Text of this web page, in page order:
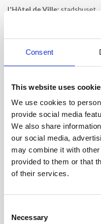
Consent
This website uses
We use cookies to
provide social media
We also share
our social media,
may combine it with
provided to them or that
of their services.
Selection
Necessary
L'Hôtel de Ville: stadshuset.
La chapelle des Pénitents
fäste. Tyvärr finns det inte
La Tour Boutin: Gammalt
Gamla tvätthallar.
6 stora vattenkvarnar , som
Maison René Char: Den
föddes i L'Isle-sur-la-Sorgue
man bland annat se hans